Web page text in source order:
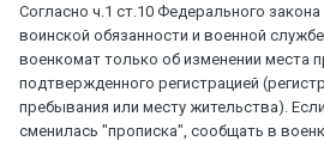
Согласно ч.1 ст.10 Федерального
воинской обязанности и военной
военкомат только об изменении места
подтвержденного регистрацией
пребывания или месту жительства).
сменилась "прописка", сообщать в